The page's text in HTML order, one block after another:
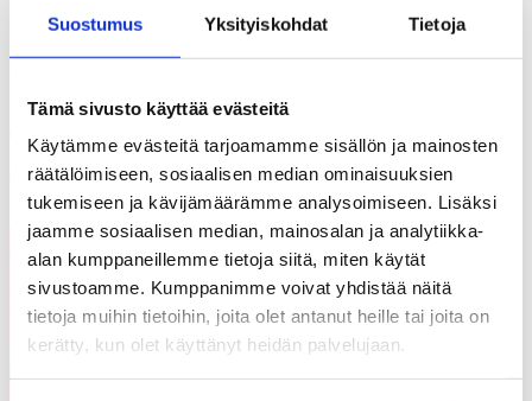
Suostumus Yksityiskohdat Tietoja
Tämä sivusto käyttää evästeitä
Käytämme evästeitä tarjoamamme sisällön ja mainosten
räätälöimiseen, sosiaalisen median ominaisuuksien
tukemiseen ja kävijämäärämme analysoimiseen. Lisäksi
jaamme sosiaalisen median, mainosalan ja analytiikka-
alan kumppaneillemme tietoja siitä, miten käytät
sivustoamme. Kumppanimme voivat yhdistää näitä
tietoja muihin tietoihin, joita olet antanut heille tai joita on
kerätty, kun olet käyttänyt heidän palvelujaan.
Share on Facebook
Share on LinkedIn
Email this Page
Voisit olla kiinnostunut myös
näistä
ajankohtaiset